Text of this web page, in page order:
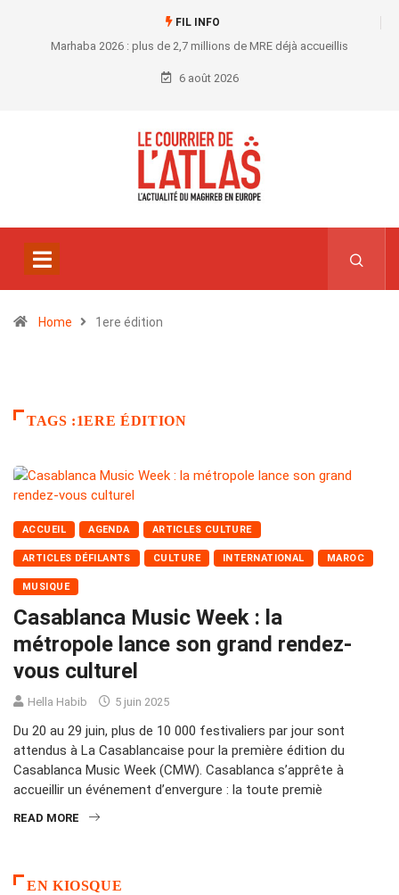
FIL INFO
Marhaba 2026 : plus de 2,7 millions de MRE déjà accueillis
6 août 2026
Home 1ere édition
TAGS :1ERE ÉDITION
ACCUEIL AGENDA ARTICLES CULTURE
ARTICLES DÉFILANTS CULTURE INTERNATIONAL MAROC
MUSIQUE
Casablanca Music Week : la
métropole lance son grand rendez-
vous culturel
Hella Habib 5 juin 2025
Du 20 au 29 juin, plus de 10 000 festivaliers par jour sont
attendus à La Casablancaise pour la première édition du
Casablanca Music Week (CMW). Casablanca s’apprête à
accueillir un événement d’envergure : la toute premiè
READ MORE
EN KIOSQUE